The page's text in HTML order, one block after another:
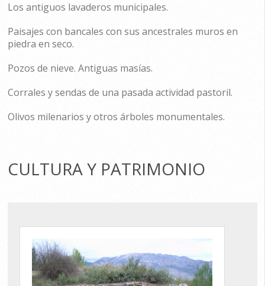
Los antiguos lavaderos municipales.
Paisajes con bancales con sus ancestrales muros en
piedra en seco.
Pozos de nieve. Antiguas masías.
Corrales y sendas de una pasada actividad pastoril.
Olivos milenarios y otros árboles monumentales.
CULTURA Y PATRIMONIO